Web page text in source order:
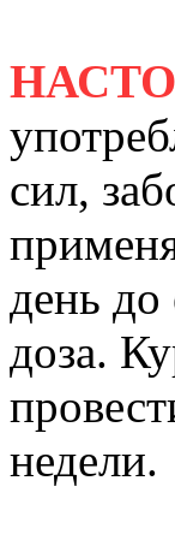
сил,
день до
доза.
недели.